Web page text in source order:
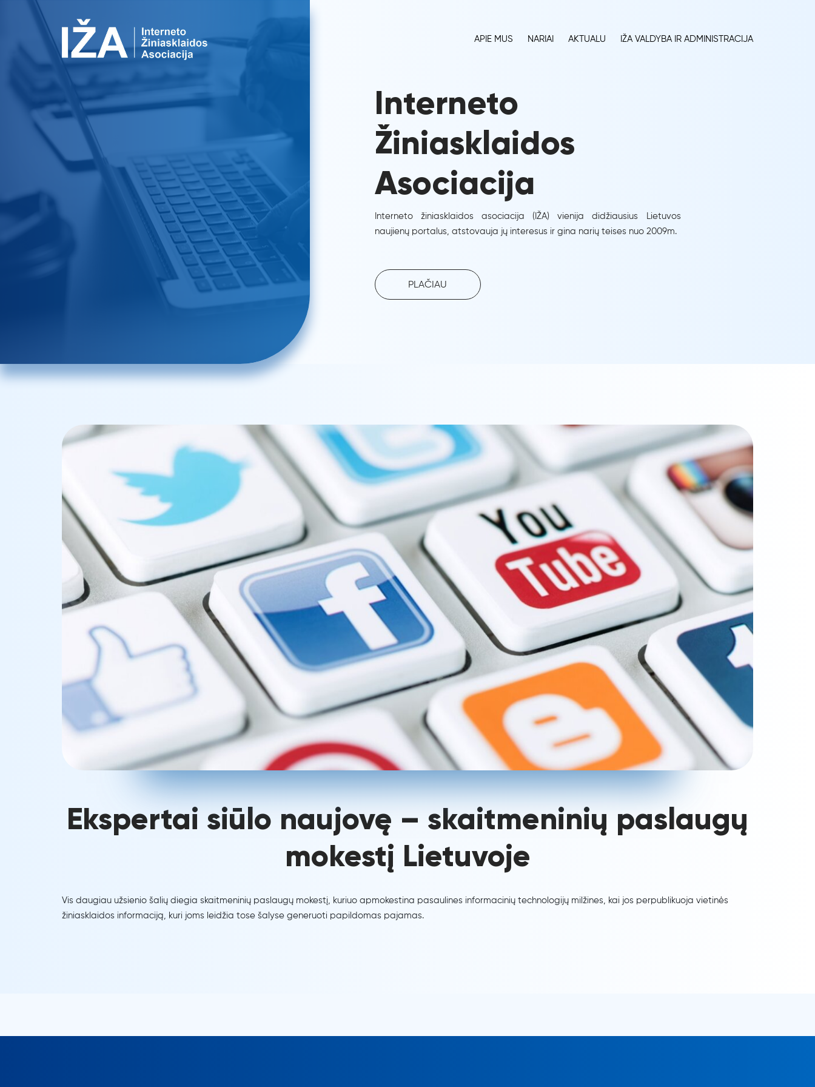
APIE MUS NARIAI AKTUALU IŽA VALDYBA IR ADMINISTRACIJA
Interneto
Žiniasklaidos
Asociacija
Interneto žiniasklaidos asociacija (IŽA) vienija didžiausius Lietuvos
naujienų portalus, atstovauja jų interesus ir gina narių teises nuo 2009m.
PLAČIAU
Ekspertai siūlo naujovę – skaitmeninių paslaugų
mokestį Lietuvoje
Vis daugiau užsienio šalių diegia skaitmeninių paslaugų mokestį, kuriuo apmokestina pasaulines informacinių technologijų milžines, kai jos perpublikuoja vietinės
žiniasklaidos informaciją, kuri joms leidžia tose šalyse generuoti papildomas pajamas.